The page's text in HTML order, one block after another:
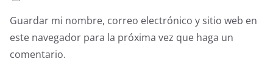
Guardar mi nombre, correo electrónico y sitio web en
este navegador para la próxima vez que haga un
comentario.